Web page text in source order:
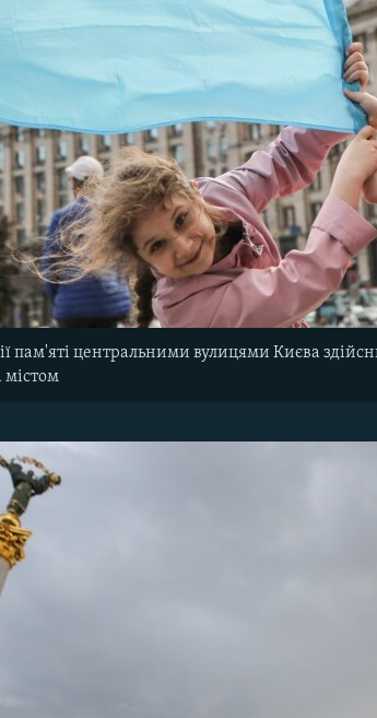
пам'яті центральними вулицями Києва
містом